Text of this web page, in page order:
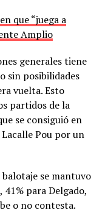
que “juega a
Amplio
generales tiene
sin posibilidades
vuelta. Esto
partidos de la
se consiguió en
Pou por un
se mantuvo
para Delgado,
o no contesta.